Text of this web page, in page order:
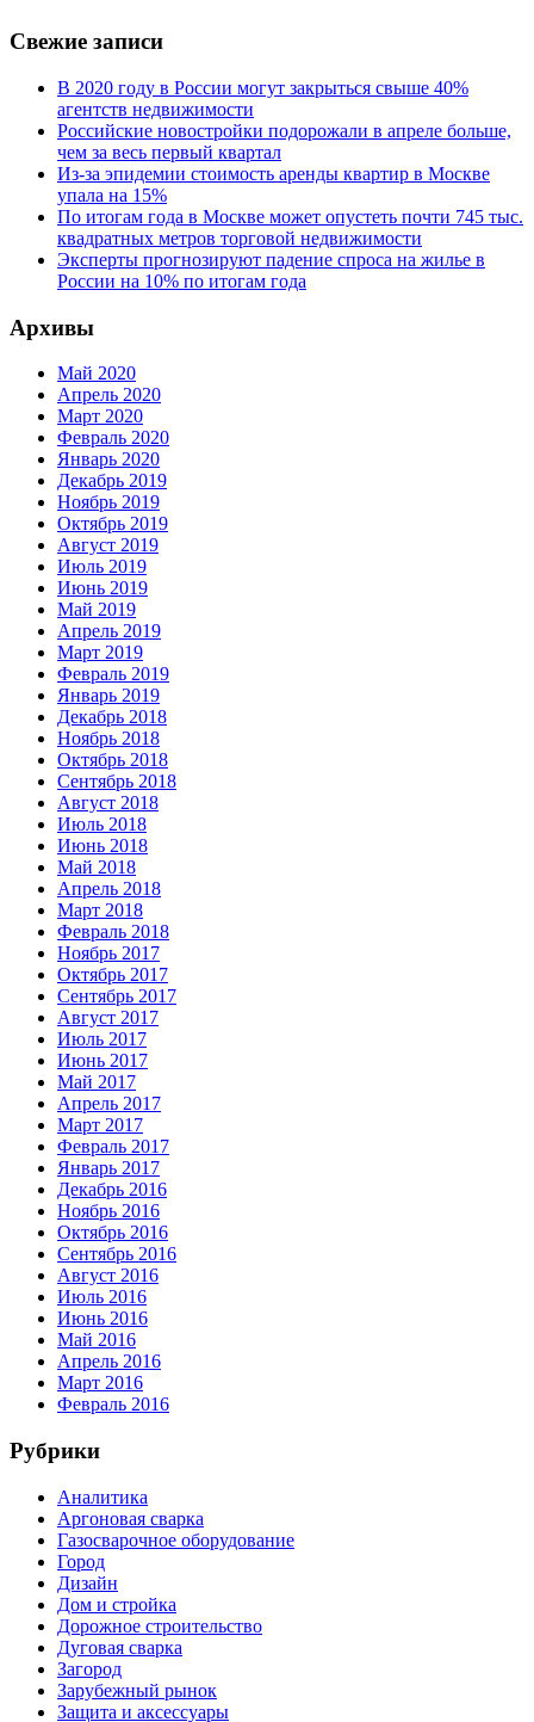
Свежие записи
В 2020 году в России могут закрыться свыше 40%
агентств недвижимости
Российские новостройки подорожали в апреле больше,
чем за весь первый квартал
Из-за эпидемии стоимость аренды квартир в Москве
упала на 15%
По итогам года в Москве может опустеть почти 745 тыс.
квадратных метров торговой недвижимости
Эксперты прогнозируют падение спроса на жилье в
России на 10% по итогам года
Архивы
Май 2020
Апрель 2020
Март 2020
Февраль 2020
Январь 2020
Декабрь 2019
Ноябрь 2019
Октябрь 2019
Август 2019
Июль 2019
Июнь 2019
Май 2019
Апрель 2019
Март 2019
Февраль 2019
Январь 2019
Декабрь 2018
Ноябрь 2018
Октябрь 2018
Сентябрь 2018
Август 2018
Июль 2018
Июнь 2018
Май 2018
Апрель 2018
Март 2018
Февраль 2018
Ноябрь 2017
Октябрь 2017
Сентябрь 2017
Август 2017
Июль 2017
Июнь 2017
Май 2017
Апрель 2017
Март 2017
Февраль 2017
Январь 2017
Декабрь 2016
Ноябрь 2016
Октябрь 2016
Сентябрь 2016
Август 2016
Июль 2016
Июнь 2016
Май 2016
Апрель 2016
Март 2016
Февраль 2016
Рубрики
Аналитика
Аргоновая сварка
Газосварочное оборудование
Город
Дизайн
Дом и стройка
Дорожное строительство
Дуговая сварка
Загород
Зарубежный рынок
Защита и аксессуары